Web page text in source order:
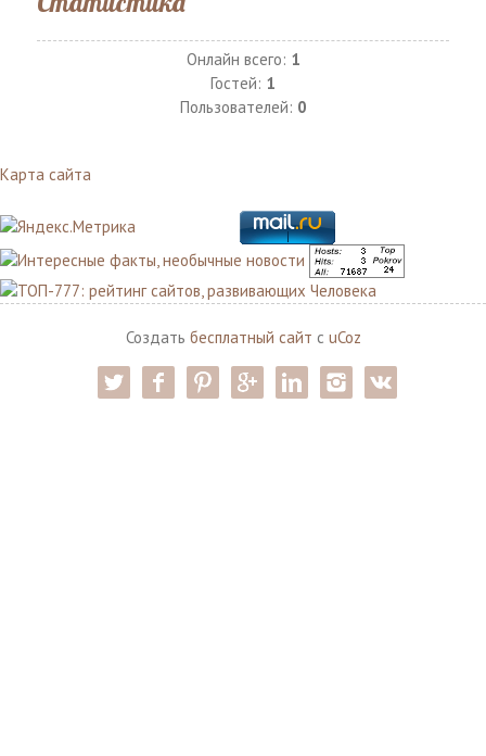
Онлайн всего: 1
Гостей: 1
Пользователей: 0
Карта сайта
Создать бесплатный сайт с uCoz
twitter
facebookpinterestgoogle-pllinkedin instagram